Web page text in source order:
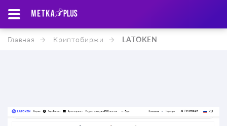
Главная Криптобиржи LATOKEN